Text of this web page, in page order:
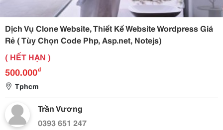
Dịch Vụ Clone Website, Thiết Kế Website Wordpress Giá
Rẻ ( Tùy Chọn Code Php, Asp.net, Notejs)
( HẾT HẠN )
500.000₫
Tphcm
Trần Vương
0393 651 247